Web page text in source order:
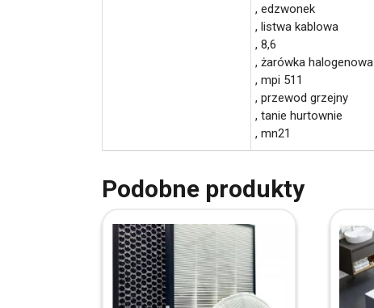
, edzwonek
, listwa kablowa
, 8,6
, żarówka halogenowa
, mpi 511
, przewod grzejny
, tanie hurtownie
, mn21
Podobne produkty